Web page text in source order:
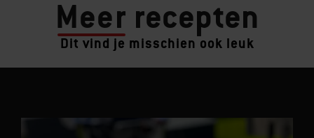
Meer recepten
Dit vind je misschien ook leuk